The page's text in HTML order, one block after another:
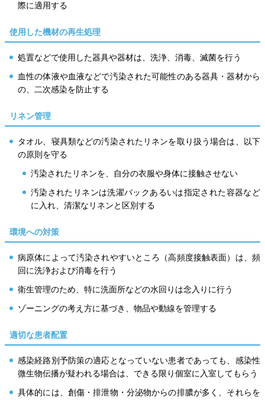
際に適用する
使用した機材の再生処理
処置などで使用した器具や器材は、洗浄、消毒、滅菌を行う
血性の体液や血液などで汚染された可能性のある器具・器材から
の、二次感染を防止する
リネン管理
タオル、寝具類などの汚染されたリネンを取り扱う場合は、以下
の原則を守る
汚染されたリネンを、自分の衣服や身体に接触させない
汚染されたリネンは洗濯バックあるいは指定された容器など
に入れ、清潔なリネンと区別する
環境への対策
病原体によって汚染されやすいところ（高頻度接触表面）は、頻
回に洗浄および消毒を行う
衛生管理のため、特に洗面所などの水回りは念入りに行う
ゾーニングの考え方に基づき、物品や動線を管理する
適切な患者配置
感染経路別予防策の適応となっていない患者であっても、感染性
微生物伝播が疑われる場合は、できる限り個室に入室してもらう
具体的には、創傷・排泄物・分泌物からの排膿が多く、それらを